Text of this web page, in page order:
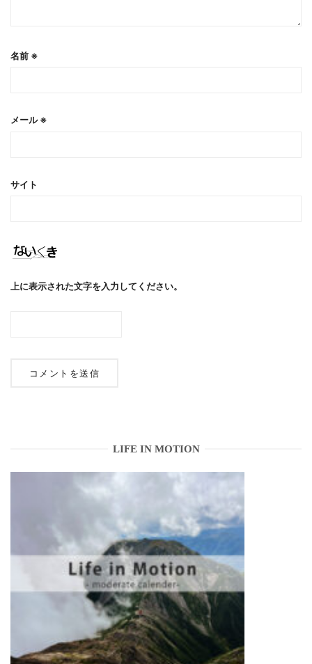
名前 ※
メール※
サイト
上に表示された文字を入力してください。
LIFE IN MOTION